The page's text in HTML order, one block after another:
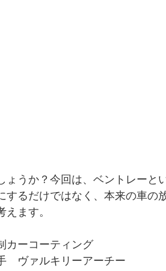
ょうか？今回は、ベントレーと
するだけではなく、本来の車の
ます。
カーコーティング
　ヴァルキリーアーチー